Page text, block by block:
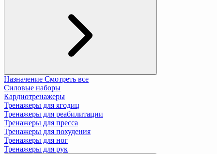
Назначение Смотреть все
Силовые наборы
Кардиотренажеры
Тренажеры для ягодиц
Тренажеры для реабилитации
Тренажеры для пресса
Тренажеры для похудения
Тренажеры для ног
Тренажеры для рук